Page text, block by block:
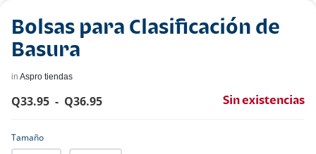
Bolsas para Clasificación de
Basura
in Aspro tiendas
Q33.95 - Q36.95 Sin existencias
Tamaño